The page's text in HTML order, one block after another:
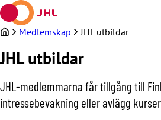
Hoppa
till
innehålletMedlemskap JHL utbildar
JHL utbildar
JHL-medlemmarna får tillgång till
intressebevakning eller avlägg